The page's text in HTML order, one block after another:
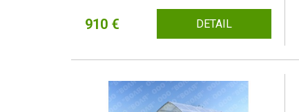
910 € DETAIL